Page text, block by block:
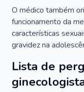
O médico também
funcionamento da
características
gravidez na
Lista de